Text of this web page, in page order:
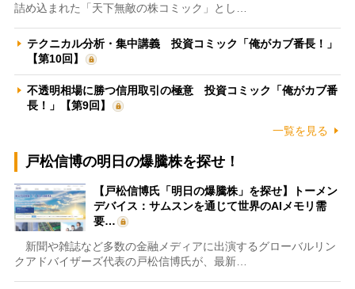
詰め込まれた「天下無敵の株コミック」とし…
テクニカル分析・集中講義 投資コミック「俺がカブ番長！」
【第10回】
不透明相場に勝つ信用取引の極意 投資コミック「俺がカブ番
長！」【第9回】
一覧を見る
戸松信博の明日の爆騰株を探せ！
【戸松信博氏「明日の爆騰株」を探せ】トーメン
デバイス：サムスンを通じて世界のAIメモリ需
要…
新聞や雑誌など多数の金融メディアに出演するグローバルリン
クアドバイザーズ代表の戸松信博氏が、最新…